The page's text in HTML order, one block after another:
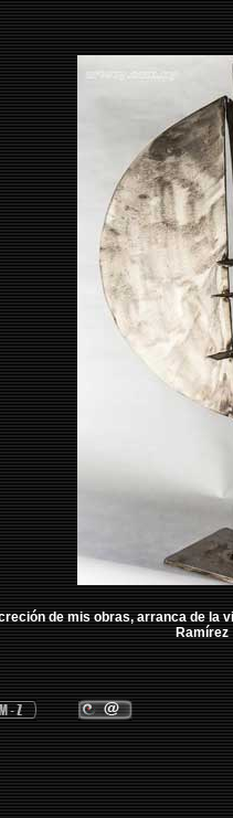
de mis obras, arranca de la
Ramírez